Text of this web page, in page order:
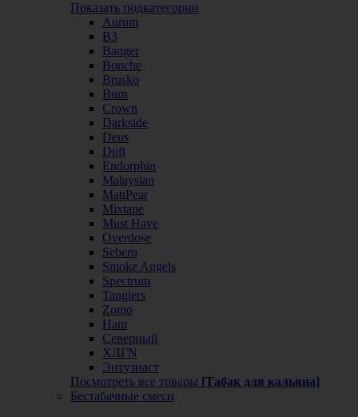
Показать подкатегории
Aurum
B3
Banger
Bonche
Brusko
Burn
Crown
Darkside
Deus
Duft
Endorphin
Malaysian
MattPear
Mixtape
Must Have
Overdose
Sebero
Smoke Angels
Spectrum
Tangiers
Zomo
Наш
Северный
ХЛГN
Энтузиаст
Посмотреть все товары [Табак для кальяна]
Бестабачные смеси